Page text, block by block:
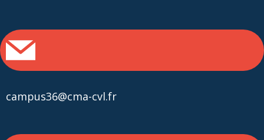
campus36@cma-cvl.fr